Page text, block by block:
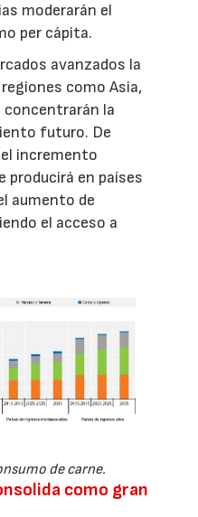
moderarán el
per cápita.
avanzados la
como Asia,
concentrarán la
futuro. De
incremento
producirá en países
aumento de
el acceso a
de carne.
como gran